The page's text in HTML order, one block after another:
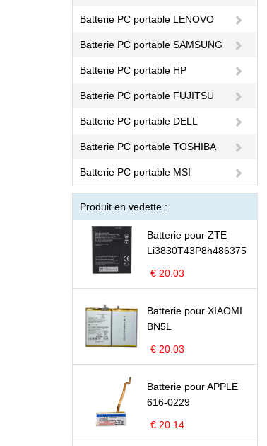
Batterie PC portable LENOVO
Batterie PC portable SAMSUNG
Batterie PC portable HP
Batterie PC portable FUJITSU
Batterie PC portable DELL
Batterie PC portable TOSHIBA
Batterie PC portable MSI
Produit en vedette :
Batterie pour ZTE
Li3830T43P8h486375
€ 20.03
Batterie pour XIAOMI
BN5L
€ 20.03
Batterie pour APPLE
616-0229
€ 20.14